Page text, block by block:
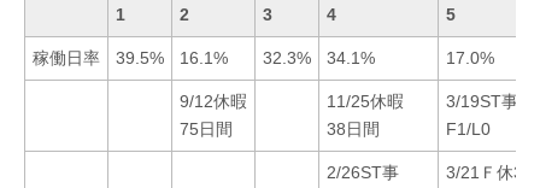
1 2 3 4 5
稼働日率 39.5% 16.1% 32.3% 34.1% 17.0%
9/12休暇
75日間
11/25休暇
38日間
3/19ST事
F1/L0
2/26ST事
3/21Ｆ休30